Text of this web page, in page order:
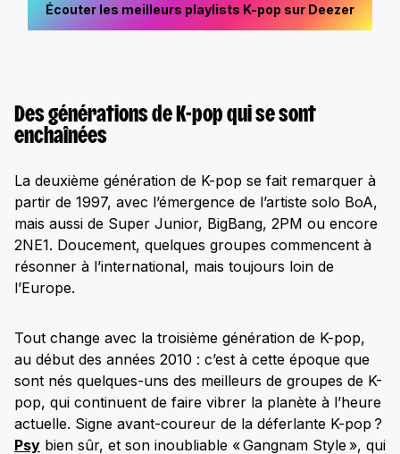
Écouter les meilleurs playlists K-pop sur Deezer
Des générations de K-pop qui se sont
enchaînées
La deuxième génération de K-pop se fait remarquer à
partir de 1997, avec l’émergence de l’artiste solo BoA,
mais aussi de Super Junior, BigBang, 2PM ou encore
2NE1. Doucement, quelques groupes commencent à
résonner à l’international, mais toujours loin de
l’Europe.
Tout change avec la troisième génération de K-pop,
au début des années 2010 : c’est à cette époque que
sont nés quelques-uns des meilleurs de groupes de K-
pop, qui continuent de faire vibrer la planète à l’heure
actuelle. Signe avant-coureur de la déferlante K-pop ?
Psy bien sûr, et son inoubliable « Gangnam Style », qui